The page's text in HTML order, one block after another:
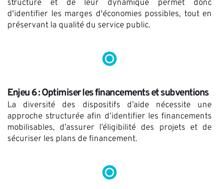
structure et de leur dynamique permet donc
d'identifier les marges d'économies possibles, tout en
préservant la qualité du service public.
Enjeu 6 : Optimiser les financements et subventions
La diversité des dispositifs d’aide nécessite une
approche structurée afin d’identifier les financements
mobilisables, d’assurer l’éligibilité des projets et de
sécuriser les plans de financement.